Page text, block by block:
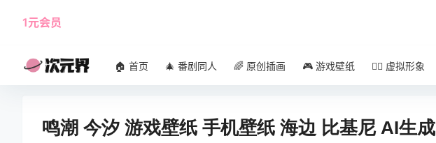
1元会员
🏠 首页 🎄 番剧同人 🌈 原创插画 🎮 游戏壁纸 🧚‍♀️ 虚拟形象
鸣潮 今汐 游戏壁纸 手机壁纸 海边 比基尼 AI生成